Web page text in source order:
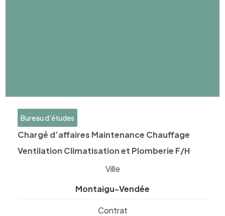
Bureau d'études
Chargé d’affaires Maintenance Chauffage
Ventilation Climatisation et Plomberie F/H
Ville
Montaigu-Vendée
Contrat